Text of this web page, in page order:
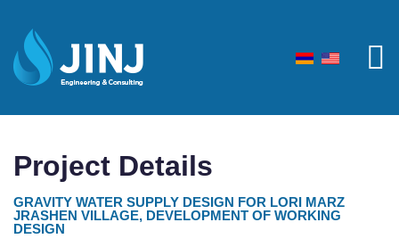
Project Details
GRAVITY WATER SUPPLY DESIGN FOR LORI MARZ
JRASHEN VILLAGE, DEVELOPMENT OF WORKING
DESIGN